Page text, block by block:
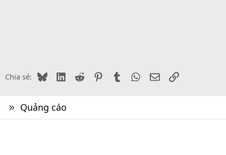
Chia sẻ: BlueskyLinkedIn
Reddit PinterestTumblr WhatsApp
EmailLink
Quảng cáo